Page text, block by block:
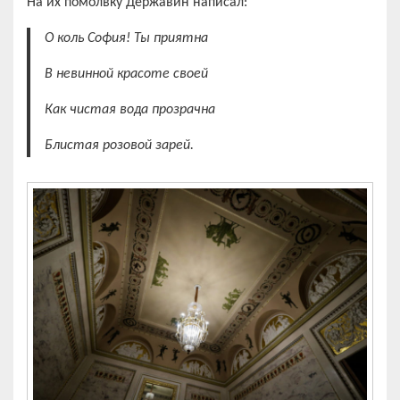
О коль София! Ты приятна
В невинной красоте своей
Как чистая вода прозрачна
Блистая розовой зарей.